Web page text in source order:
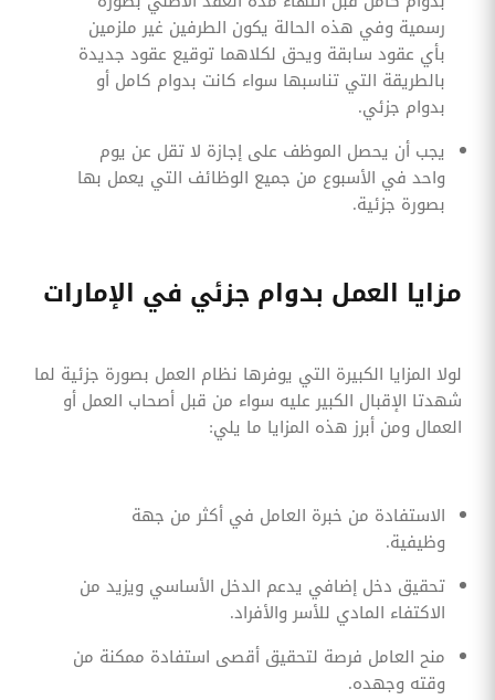
رسمية وفي هذه الحالة يكون الطرفين غير ملزمين
بأي عقود سابقة ويحق لكلاهما توقيع عقود جديدة
بالطريقة التي تناسبها سواء كانت بدوام كامل أو
بدوام جزئي.
‏يجب أن يحصل الموظف على إجازة لا تقل عن يوم
واحد في الأسبوع من جميع الوظائف التي يعمل بها
بصورة جزئية.
مزايا العمل بدوام جزئي في الإمارات
لولا المزايا الكبيرة التي يوفرها نظام العمل بصورة جزئية لما
شهدتا الإقبال الكبير عليه سواء من قبل أصحاب العمل أو
العمال ومن أبرز هذه المزايا ما يلي:
الاستفادة من خبرة العامل في أكثر من جهة
وظيفية.
‏تحقيق دخل إضافي يدعم الدخل الأساسي ويزيد من
الاكتفاء المادي للأسر والأفراد.
‏منح العامل فرصة لتحقيق أقصى استفادة ممكنة من
وقته وجهده.